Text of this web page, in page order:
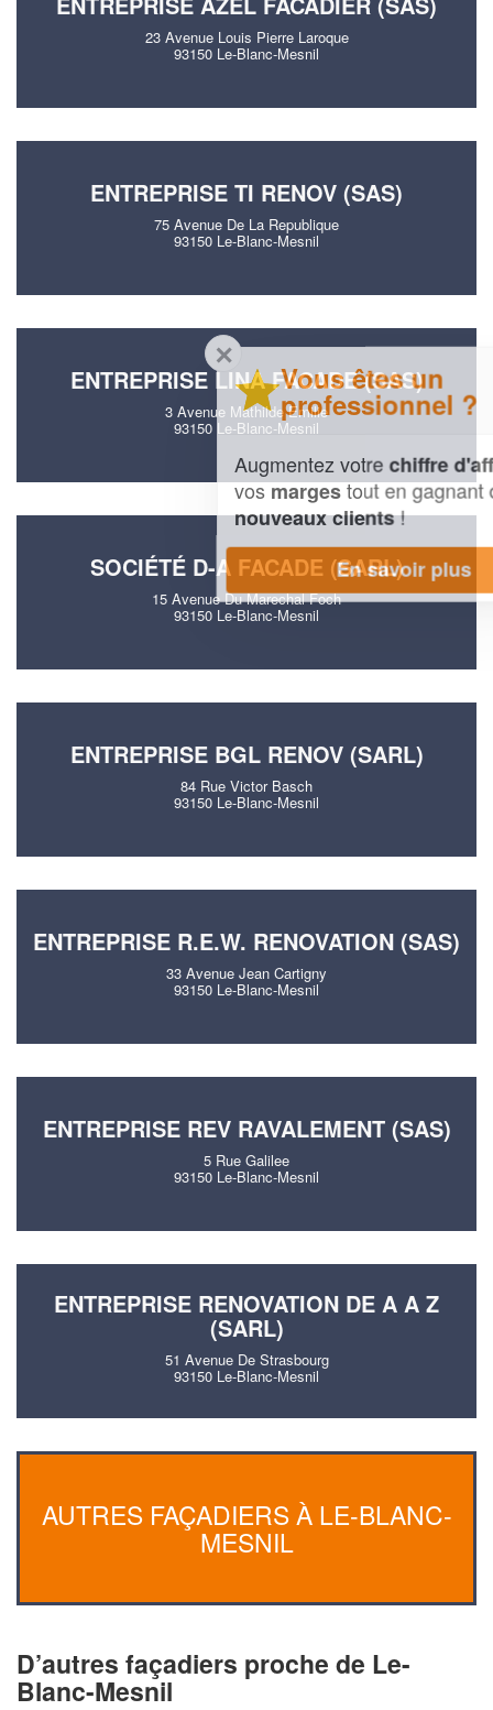
23 Avenue Louis Pierre Laroque
93150 Le-Blanc-Mesnil
ENTREPRISE TI RENOV (SAS)
75 Avenue De La Republique
93150 Le-Blanc-Mesnil
ENTREPRISE LINA FACADE (SAS)
3 Avenue Mathilde Emilie
93150 Le-Blanc-Mesnil
SOCIÉTÉ D-A FACADE (SARL)
15 Avenue Du Marechal Foch
93150 Le-Blanc-Mesnil
ENTREPRISE BGL RENOV (SARL)
84 Rue Victor Basch
93150 Le-Blanc-Mesnil
ENTREPRISE R.E.W. RENOVATION (SAS)
33 Avenue Jean Cartigny
93150 Le-Blanc-Mesnil
ENTREPRISE REV RAVALEMENT (SAS)
5 Rue Galilee
93150 Le-Blanc-Mesnil
ENTREPRISE RENOVATION DE A A Z
(SARL)
51 Avenue De Strasbourg
93150 Le-Blanc-Mesnil
AUTRES FAÇADIERS À LE-BLANC-
MESNIL
D’autres façadiers proche de Le-
Blanc-Mesnil
Vous êtes un
professionnel ?
Augmentez votrechiffre d'affaireset
vosmargestout en gagnant de
nouveaux clients!
En savoir plus